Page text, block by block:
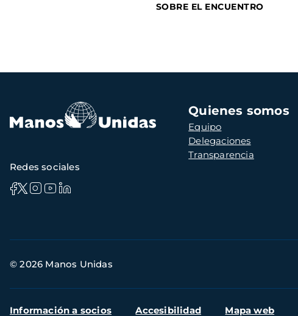
SOBRE EL ENCUENTRO
Navegación
principal
Quienes somos
Equipo
Delegaciones
Transparencia
Redes sociales
de
© 2026 Manos Unidas
Menú
Información a socios Accesibilidad Mapa web